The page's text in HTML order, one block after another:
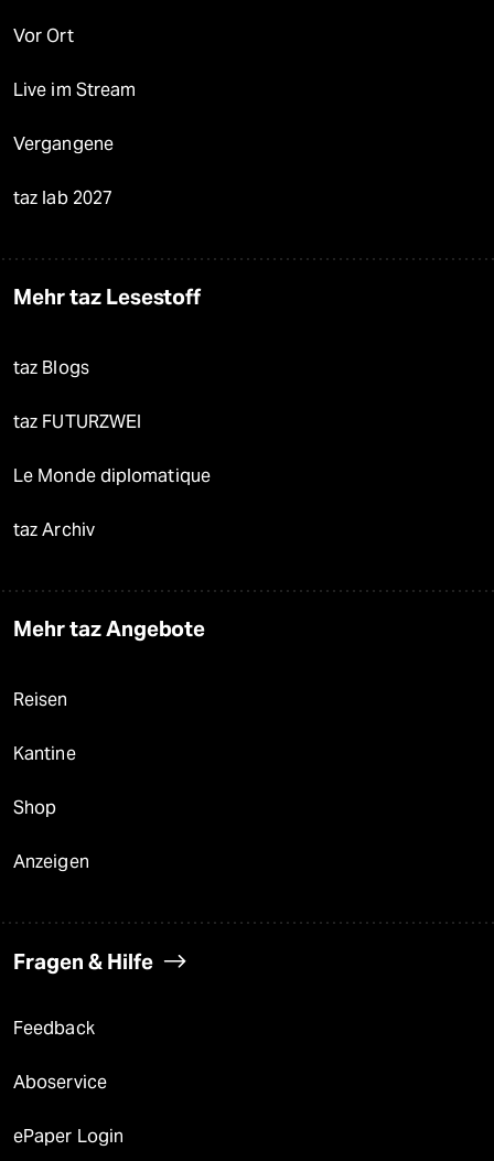
Vor Ort
Live im Stream
Vergangene
taz lab 2027
Mehr taz Lesestoff
taz Blogs
taz FUTURZWEI
Le Monde diplomatique
taz Archiv
Mehr taz Angebote
Reisen
Kantine
Shop
Anzeigen
Fragen & Hilfe
Feedback
Aboservice
ePaper Login